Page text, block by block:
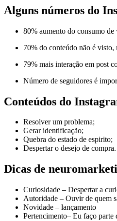
Alguns números do
80% aumento do consumo de
70% do conteúdo não é
79% mais interação em post
Número de seguidores é
Conteúdos do
Resolver um problema;
Gerar identificação;
Quebra do estado de espirito;
Despertar o desejo de compra.
Dicas de
Curiosidade – Despertar a
Autoridade – Ouvir de quem
Novidade – lançamento
Pertencimento– Eu faço parte